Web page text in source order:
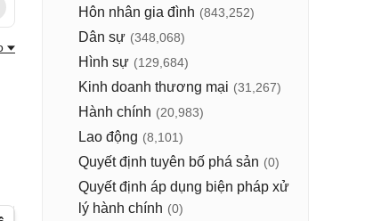
Hôn nhân gia đình (843,252)
Dân sự (348,068)
Hình sự (129,684)
Kinh doanh thương mại (31,267)
Hành chính (20,983)
Lao động (8,101)
Quyết định tuyên bố phá sản (0)
Quyết định áp dụng biện pháp xử
lý hành chính (0)